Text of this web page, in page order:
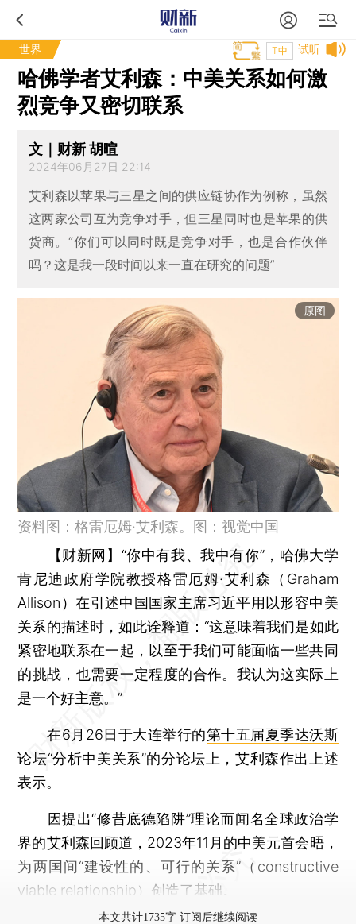
世界 试听
T中
哈佛学者艾利森：中美关系如何激
烈竞争又密切联系
文｜财新 胡暄
2024年06月27日 22:14
艾利森以苹果与三星之间的供应链协作为例称，虽然
这两家公司互为竞争对手，但三星同时也是苹果的供
货商。“你们可以同时既是竞争对手，也是合作伙伴
吗？这是我一段时间以来一直在研究的问题”
原图
资料图：格雷厄姆·艾利森。图：视觉中国
【财新网】 “你中有我、我中有你”，哈佛大学
肯尼迪政府学院教授格雷厄姆·艾利森（Graham
Allison）在引述中国国家主席习近平用以形容中美
关系的描述时，如此诠释道：“这意味着我们是如此
紧密地联系在一起，以至于我们可能面临一些共同
的挑战，也需要一定程度的合作。我认为这实际上
是一个好主意。”
在6月26日于大连举行的第十五届夏季达沃斯
论坛“分析中美关系”的分论坛上，艾利森作出上述
表示。
因提出“修昔底德陷阱”理论而闻名全球政治学
界的艾利森回顾道，2023年11月的中美元首会晤，
为两国间“建设性的、可行的关系”（constructive
viable relationship）创造了基础。
本文共计1735字 订阅后继续阅读